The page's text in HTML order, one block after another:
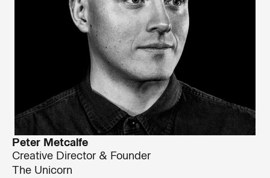
Peter Metcalfe
Creative Director & Founder
The Unicorn